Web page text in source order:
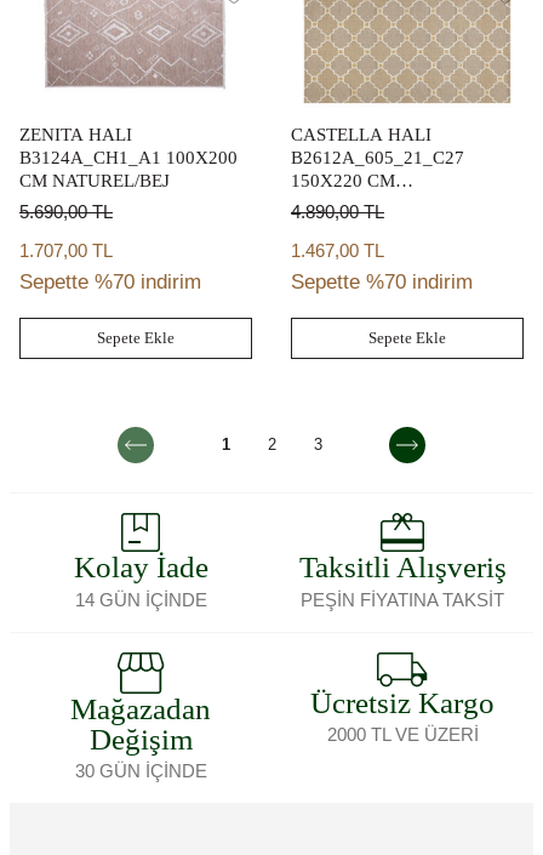
ZENITA HALI
B3124A_CH1_A1 100X200
CM NATUREL/BEJ
5.690,00TL
1.707,00 TL
Sepette %70 indirim
Sepete Ekle
CASTELLA HALI
B2612A_605_21_C27
150X220 CM
KAHVE/KREM/SARI
4.890,00TL
1.467,00 TL
Sepette %70 indirim
Sepete Ekle
1 2 3
Kolay İade
14 GÜN İÇİNDE
Taksitli Alışveriş
PEŞİN FİYATINA TAKSİT
Mağazadan
Değişim
30 GÜN İÇİNDE
Ücretsiz Kargo
2000 TL VE ÜZERİ